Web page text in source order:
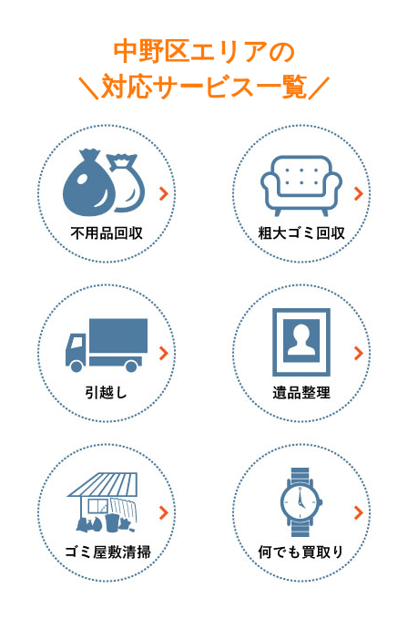
中野区エリアの
＼対応サービス一覧／